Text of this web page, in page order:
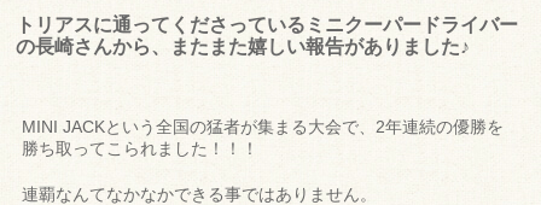
トリアスに通ってくださっているミニクーパードライバー
の長崎さんから、またまた嬉しい報告がありました♪
MINI JACKという全国の猛者が集まる大会で、2年連続の優勝を
勝ち取ってこられました！！！
連覇なんてなかなかできる事ではありません。